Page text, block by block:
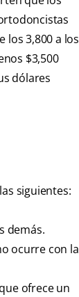
los 3,800 a los
$3,500
dólares
siguientes:
demás.
ocurre con la
ofrece un